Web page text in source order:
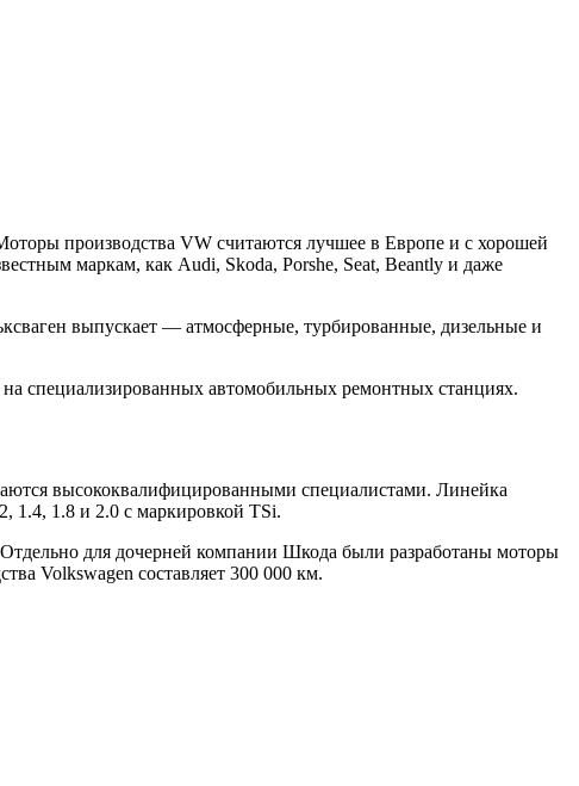
производства VW считаются лучшее в Европе и с хорошей
маркам, как Audi, Skoda, Porshe, Seat, Beantly и даже
выпускает — атмосферные, турбированные, дизельные и
специализированных автомобильных ремонтных станциях.
высококвалифицированными специалистами. Линейка
1.4, 1.8 и 2.0 с маркировкой TSi.
для дочерней компании Шкода были разработаны моторы
Volkswagen составляет 300 000 км.